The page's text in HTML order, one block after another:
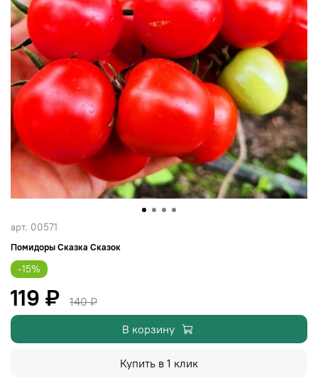
арт. 00571
Помидоры Сказка Сказок
-15%
119 ₽
140 ₽
В корзину
Купить в 1 клик